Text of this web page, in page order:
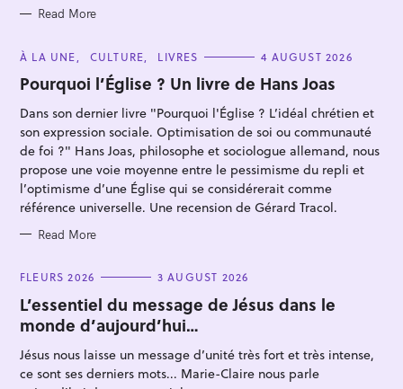
S Read More
C
T
E
O
I
E
S
À LA UNE CULTURE LIVRES 4 AUGUST 2026
Pourquoi l’Église ? Un livre de Hans Joas
Dans son dernier livre "Pourquoi l'Église ? L’idéal chrétien et
son expression sociale. Optimisation de soi ou communauté
de foi ?" Hans Joas, philosophe et sociologue allemand, nous
propose une voie moyenne entre le pessimisme du repli et
l’optimisme d’une Église qui se considérerait comme
référence universelle. Une recension de Gérard Tracol.
Read More
C
T
E
G
O
I
E
S
FLEURS 2026 3 AUGUST 2026
L’essentiel du message de Jésus dans le
monde d’aujourd’hui…
Jésus nous laisse un message d’unité très fort et très intense,
ce sont ses derniers mots... Marie-Claire nous parle
S
e
a
r
c
h
f
o
r